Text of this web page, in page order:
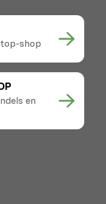
shop
en